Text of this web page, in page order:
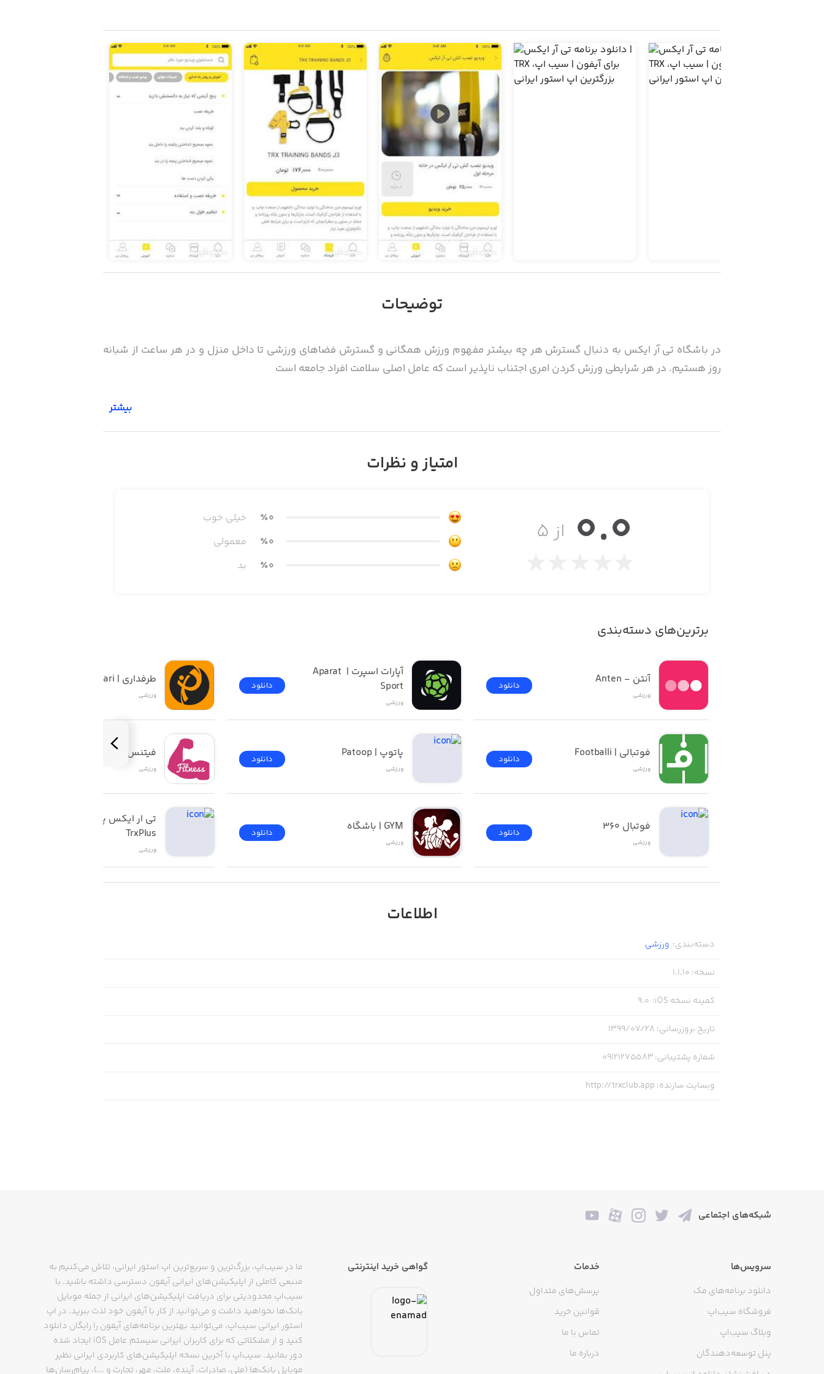
توضیحات
در باشگاه تی آر ایکس به دنبال گسترش هر چه بیشتر مفهوم ورزش همگانی و گسترش فضاهای ورزشی تا داخل منزل و در هر ساعت از شبانه
روز هستیم. در هر شرایطی ورزش کردن امری اجتناب ناپذیر است که عامل اصلی سلامت افراد جامعه است
بیشتر
امتیاز و نظرات
از ۵ 0.0 ٪0
خیلی خوب
٪0
معمولی
٪0 بد
برترین‌های دسته‌بندی
آنتن - Anten
ورزشی
دانلود
فوتبالی | Footballi
ورزشی
دانلود
فوتبال ۳۶۰
ورزشی
دانلود
آپارات اسپرت | Aparat
Sport
ورزشی
دانلود
پاتوپ | Patoop
ورزشی
دانلود
GYM | باشگاه
ورزشی
دانلود
طرفداری | Tarafdari
ورزشی
فیتنس
ورزشی
TrxPlus
ورزشی
اطلاعات
دسته‌بندی: ورزشی
نسخه:
1.1.10
کمینه نسخه iOS :
9.0
تاریخ بروزرسانی: ۱۳۹۹/۰۷/۲۸
شماره پشتیبانی:
09121275583
وبسایت سازنده:
http://trxclub.app
شبکه‌های اجتماعی
سرویس‌ها
دانلود برنامه‌های مک
فروشگاه سیب‌اپ
وبلاگ سیب‌اپ
پنل توسعه‌دهندگان
خدمات
پرسش‌های متداول
قوانین خرید
تماس با ما
درباره ما
گواهی خرید اینترنتی
ما در سیب‌اپ، بزرگ‌ترین و سریع‌ترین اپ استور ایرانی، تلاش می‌کنیم به
منبعی کاملی از اپلیکیشن‌های ایرانی آیفون دسترسی داشته باشید. با
سیب‌اپ محدودیتی برای دریافت اپلیکیشن‌های ایرانی از جمله موبایل
بانک‌ها نخواهید داشت و می‌توانید از کار با آیفون خود لذت ببرید. در اپ
استور ایرانی سیب‌اپ، می‌توانید بهترین برنامه‌های آیفون را رایگان دانلود
کنید و از مشکلاتی که برای کاربران ایرانی سیستم عامل iOS ایجاد شده
دور بمانید. سیب‌اپ با آخرین نسخه اپلیکیشن‌های کاربردی ایرانی نظیر
موبایل بانک‌ها (ملی، صادرات، آینده، ملت، مهر، تجارت و ...)، پیام‌رسان‌ها